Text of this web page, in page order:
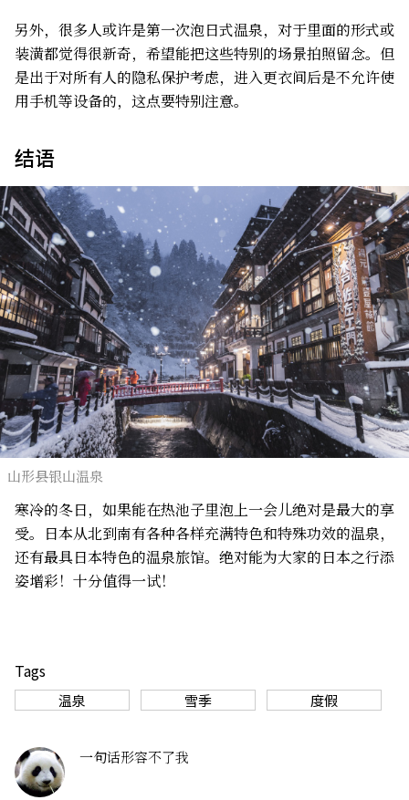
另外，很多人或许是第一次泡日式温泉，对于里面的形式或
装潢都觉得很新奇，希望能把这些特别的场景拍照留念。但
是出于对所有人的隐私保护考虑，进入更衣间后是不允许使
用手机等设备的，这点要特别注意。
结语
山形县银山温泉
寒冷的冬日，如果能在热池子里泡上一会儿绝对是最大的享
受。日本从北到南有各种各样充满特色和特殊功效的温泉，
还有最具日本特色的温泉旅馆。绝对能为大家的日本之行添
姿增彩！十分值得一试！
Tags
温泉 雪季 度假
一句话形容不了我